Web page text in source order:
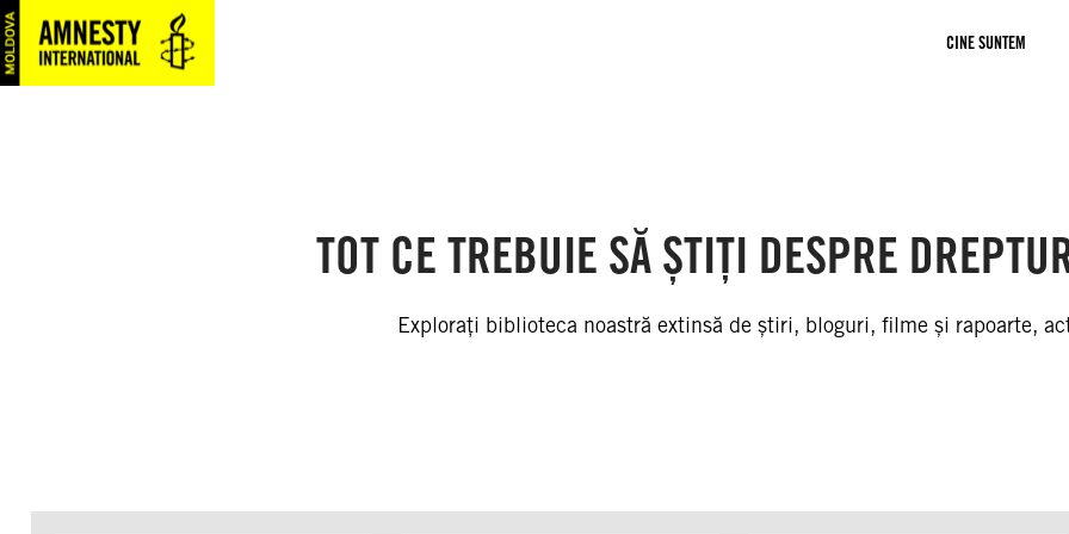
SKIP
TO
MAIN
CONTENT
CINE SUNTEM
TOT CE TREBUIE SĂ ȘTIȚI DESPRE
Explorați biblioteca noastră extinsă de știri, bloguri, filme și rapoarte,